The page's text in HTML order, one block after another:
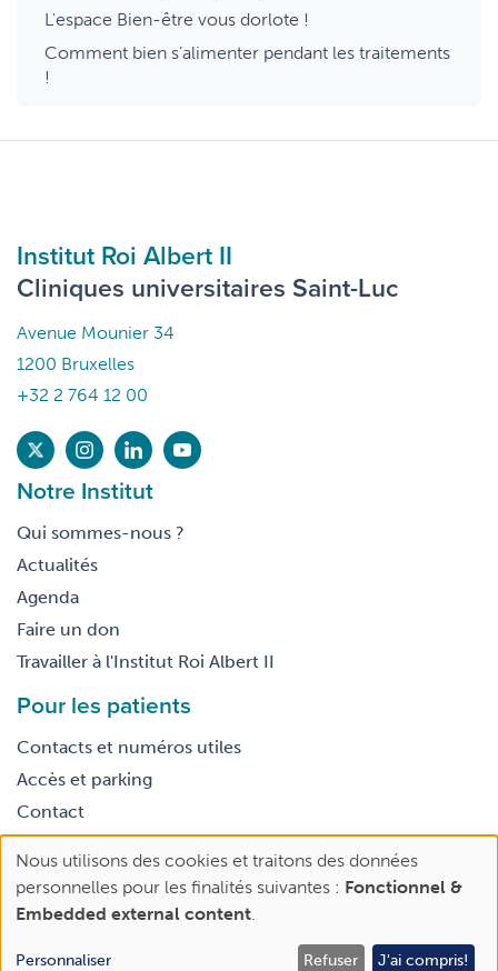
Rendez-vous | 2e avis Faire un don
L'espace Bien-être vous dorlote !
Comment bien s’alimenter pendant les traitements
!
Institut Roi Albert II
Cliniques universitaires Saint-Luc
Avenue Mounier 34
1200 Bruxelles
+32 2 764 12 00
Notre Institut
Qui sommes-nous ?
Actualités
Agenda
Faire un don
Travailler à l'Institut Roi Albert II
Pour les patients
Contacts et numéros utiles
Accès et parking
Contact
Footer
legal
Conditions générales d’utilisation
Use
of
personal
data
Nous utilisons des cookies et traitons des données
personnelles pour les finalités suivantes : Fonctionnel &
Embedded external content.
Personnaliser Refuser J'ai compris!